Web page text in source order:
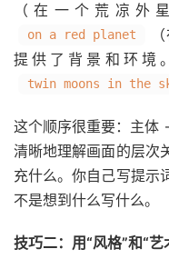
（在一个荒凉外
on a red planet
提供了背景和环境
twin moons in the
这个顺序很重要：主
清晰地理解画面的层次
充什么。你自己写提示
不是想到什么写什么。
技巧二：用“风格”和“艺